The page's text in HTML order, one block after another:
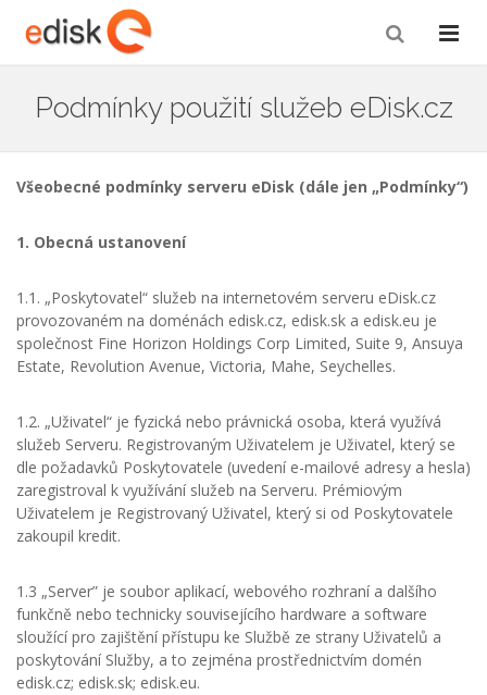
Podmínky použití služeb eDisk.cz
Všeobecné podmínky serveru eDisk (dále jen „Podmínky“)
1. Obecná ustanovení
1.1. „Poskytovatel“ služeb na internetovém serveru eDisk.cz
provozovaném na doménách edisk.cz, edisk.sk a edisk.eu je
společnost Fine Horizon Holdings Corp Limited, Suite 9, Ansuya
Estate, Revolution Avenue, Victoria, Mahe, Seychelles.
1.2. „Uživatel“ je fyzická nebo právnická osoba, která využívá
služeb Serveru. Registrovaným Uživatelem je Uživatel, který se
dle požadavků Poskytovatele (uvedení e-mailové adresy a hesla)
zaregistroval k využívání služeb na Serveru. Prémiovým
Uživatelem je Registrovaný Uživatel, který si od Poskytovatele
zakoupil kredit.
1.3 „Server” je soubor aplikací, webového rozhraní a dalšího
funkčně nebo technicky souvisejícího hardware a software
sloužící pro zajištění přístupu ke Službě ze strany Uživatelů a
poskytování Služby, a to zejména prostřednictvím domén
edisk.cz; edisk.sk; edisk.eu.